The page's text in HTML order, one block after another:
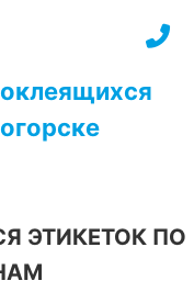
ЭТИКЕТОК ПО